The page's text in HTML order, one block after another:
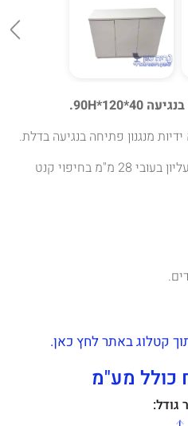
מנגנון פתיחה בנגיעה בדלת.
הארון בנוי מלמין 17 מ"מ וקסט עליון בעובי 28 מ"מ בחיפוי קנט
קטלוג באתר לחץ כאן.
גודל: